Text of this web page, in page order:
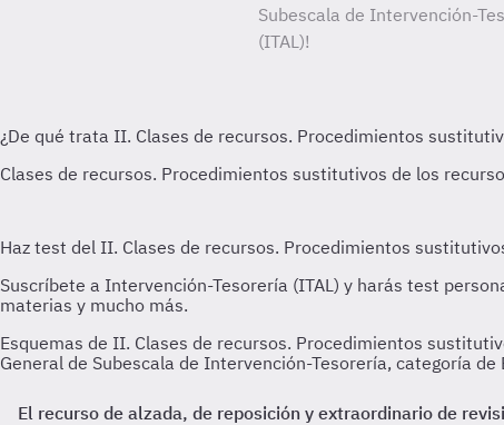
Subescala de Intervención-
(ITAL)!
Esquemas de II. Clases de recursos. Procedimientos
General de Subescala de Intervención-Tesorería, categoría de
El recurso de alzada, de reposición y extraordinario de